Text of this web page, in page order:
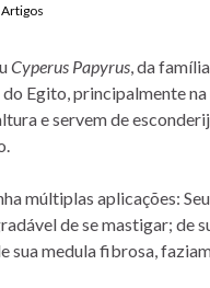
Artigos
Cyperus Papyrus, da
Egito, principalmente
e servem de
múltiplas aplicações:
de se mastigar; de
sua medula fibrosa,